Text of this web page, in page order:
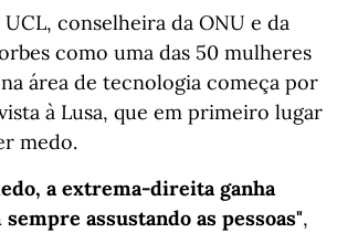
conselheira da ONU e da
como uma das 50 mulheres
área de tecnologia começa por
à Lusa, que em primeiro lugar
medo.
a extrema-direita ganha
assustando as pessoas",